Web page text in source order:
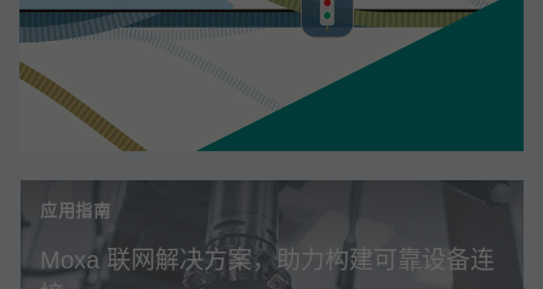
应用指南
Moxa 联网解决方案，助力构建可靠设备连